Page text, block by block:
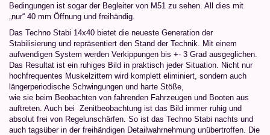
Bedingungen ist sogar der Begleiter von M51 zu sehen. All dies mit
„nur“ 40 mm Öffnung und freihändig.
Das Techno Stabi 14x40 bietet die neueste Generation der
Stabilisierung und repräsentiert den Stand der Technik. Mit einem
aufwendigen System werden Verkippungen bis +- 3 Grad ausgeglichen.
Das Resultat ist ein ruhiges Bild in praktisch jeder Situation. Nicht nur
hochfrequentes Muskelzittern wird komplett eliminiert, sondern auch
längerperiodische Schwingungen und harte Stöße,
wie sie beim Beobachten von fahrenden Fahrzeugen und Booten aus
auftreten. Auch bei Zenitbeobachtung ist das Bild immer ruhig und
absolut frei von Regelunschärfen. So ist das Techno Stabi nachts und
auch tagsüber in der freihändigen Detailwahrnehmung unübertroffen. Die